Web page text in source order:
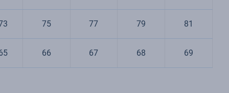
75 77 79 81
66 67 68 69